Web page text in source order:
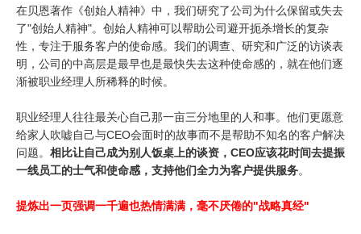
在贝恩著作《创始人精神》中，我们研究了公司为什么保留或失去
了"创始人精神"。创始人精神可以帮助公司避开扼杀增长的复杂
性，专注于服务客户的使命感。我们的调查、研究和广泛的访谈表
明，公司的中高层是最早也是最快失去这种使命感的，就在他们逐
渐被职业经理人所稀释的时候。
职业经理人往往最关心自己那一亩三分地里的人和事。他们更愿意
给家人吹嘘自己与CEO会面时的故事而不是帮助不知名的客户解决
问题。 相比让自己成为别人饭桌上的谈资，CEO应该花时间去提振
一线员工的士气和使命感，支持他们全力为客户提供服务。
提炼出一页强调一千遍也热情满满，毫不厌倦的"战略真经"